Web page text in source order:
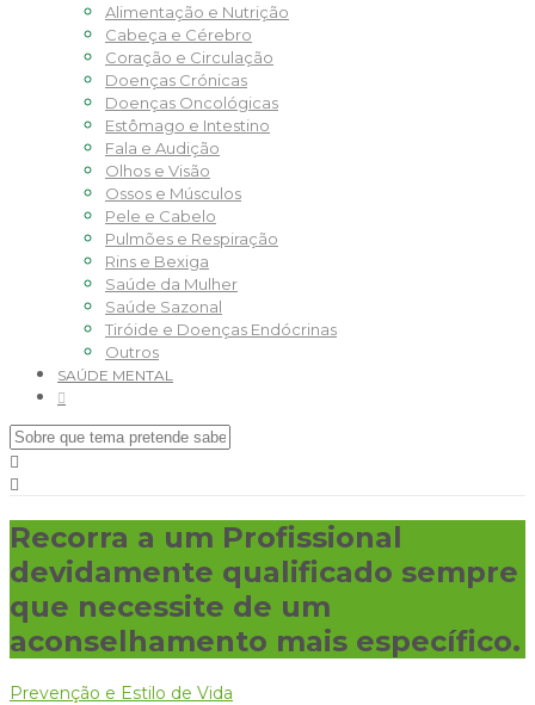
Alimentação e Nutrição
Cabeça e Cérebro
Coração e Circulação
Doenças Crónicas
Doenças Oncológicas
Estômago e Intestino
Fala e Audição
Olhos e Visão
Ossos e Músculos
Pele e Cabelo
Pulmões e Respiração
Rins e Bexiga
Saúde da Mulher
Saúde Sazonal
Tiróide e Doenças Endócrinas
Outros
SAÚDE MENTAL
Recorra a um Profissional
devidamente qualificado sempre
que necessite de um
aconselhamento mais específico.
Prevenção e Estilo de Vida